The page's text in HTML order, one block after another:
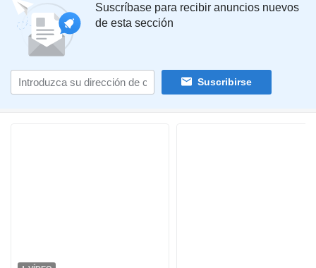
Suscríbase para recibir anuncios nuevos
de esta sección
Suscribirse